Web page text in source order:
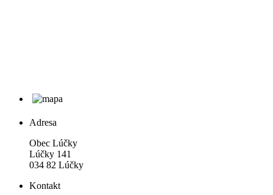
Adresa
Obec Lúčky
Lúčky 141
034 82 Lúčky
Kontakt